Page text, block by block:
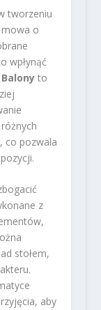
tworzeniu
o
wpłynąć
Balonyto
co pozwala
z
stołem,
aby